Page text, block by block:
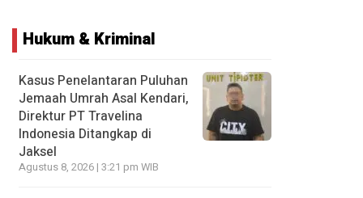
Hukum & Kriminal
Kasus Penelantaran Puluhan
Jemaah Umrah Asal Kendari,
Direktur PT Travelina
Indonesia Ditangkap di
Jaksel
Agustus 8, 2026 | 3:21 pm WIB